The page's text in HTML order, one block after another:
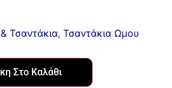
Τσαντάκια, Τσαντάκια Ωμου
Στο Καλάθι